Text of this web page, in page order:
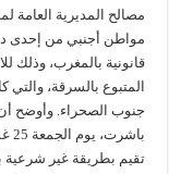
مصالح المديرية العامة
مواطن أجنبي من إحدى
قانونية بالمغرب، وذلك
المتبوع بالسرقة، والتي
جنوب الصحراء. وأوضح أن
تقيم بطريقة غير شرعية